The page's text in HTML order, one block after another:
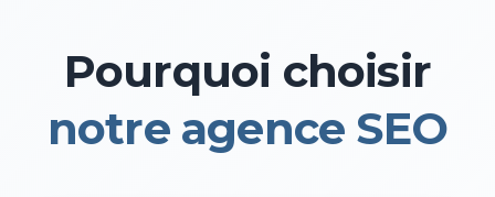
Pourquoi choisir
notre agence SEO